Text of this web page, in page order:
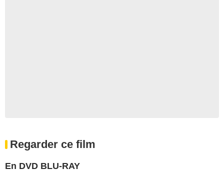
Regarder ce film
En DVD BLU-RAY